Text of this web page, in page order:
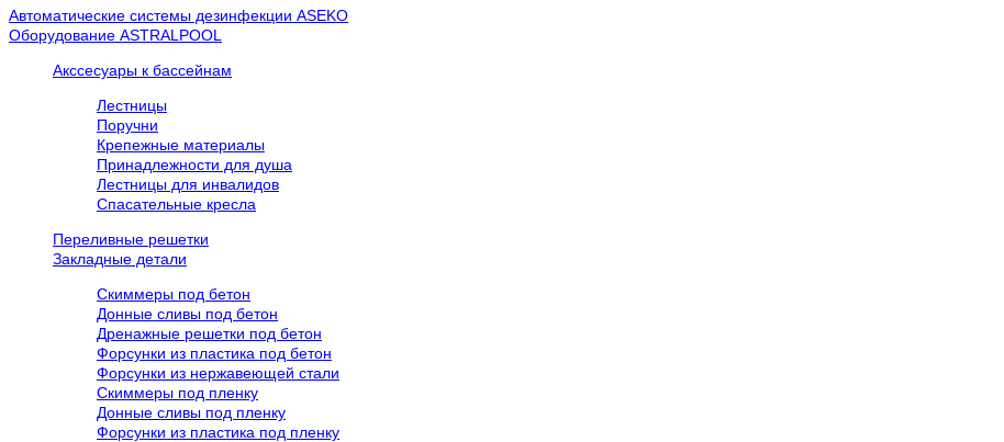
Автоматические системы дезинфекции ASEKO
Оборудование ASTRALPOOL
Акссесуары к бассейнам
Лестницы
Поручни
Крепежные материалы
Принадлежности для душа
Лестницы для инвалидов
Спасательные кресла
Переливные решетки
Закладные детали
Скиммеры под бетон
Донные сливы под бетон
Дренажные решетки под бетон
Форсунки из пластика под бетон
Форсунки из нержавеющей стали
Скиммеры под пленку
Донные сливы под пленку
Форсунки из пластика под пленку